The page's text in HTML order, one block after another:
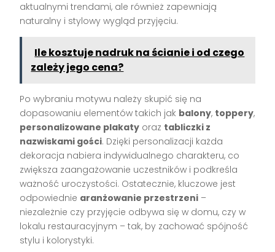
aktualnymi trendami, ale również zapewniają
naturalny i stylowy wygląd przyjęciu.
Ile kosztuje nadruk na ścianie i od czego
zależy jego cena?
Po wybraniu motywu należy skupić się na
dopasowaniu elementów takich jak balony, toppery,
personalizowane plakaty oraz tabliczki z
nazwiskami gości. Dzięki personalizacji każda
dekoracja nabiera indywidualnego charakteru, co
zwiększa zaangażowanie uczestników i podkreśla
ważność uroczystości. Ostatecznie, kluczowe jest
odpowiednie aranżowanie przestrzeni –
niezależnie czy przyjęcie odbywa się w domu, czy w
lokalu restauracyjnym – tak, by zachować spójność
stylu i kolorystyki.